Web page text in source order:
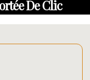
De Clic